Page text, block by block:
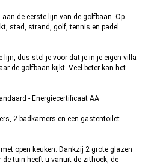
de eerste lijn van de golfbaan. Op
stad, strand, golf, tennis en padel
lijn, dus stel je voor dat je in je eigen villa
de golfbaan kijkt. Veel beter kan het
- Energiecertificaat AA
2 badkamers en een gastentoilet
open keuken. Dankzij 2 grote glazen
de tuin heeft u vanuit de zithoek, de